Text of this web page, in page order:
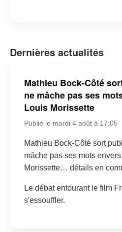
Dernières actualités
Mathieu Bock-Côté
ne mâche pas ses
Louis Morissette
Publié le mardi 4 août à 17:05
Mathieu Bock-Côté sort
mâche pas ses mots
Morissette… détails en
Le débat entourant le film
s'essouffler.